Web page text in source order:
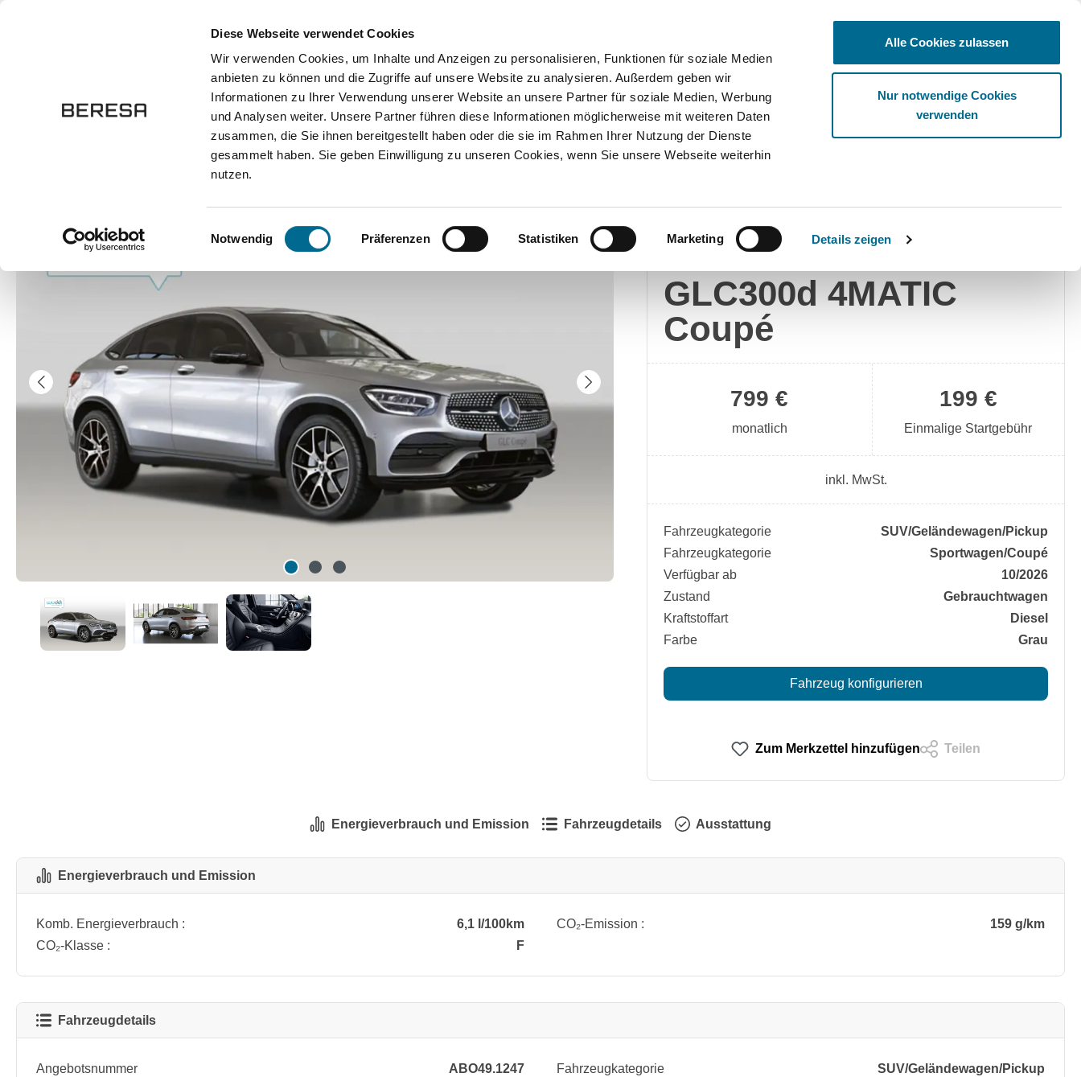
Diese Webseite verwendet Cookies
Wir verwenden Cookies, um Inhalte und Anzeigen zu personalisieren, Funktionen für soziale Medien
anbieten zu können und die Zugriffe auf unsere Website zu analysieren. Außerdem geben wir
Informationen zu Ihrer Verwendung unserer Website an unsere Partner für soziale Medien, Werbung
und Analysen weiter. Unsere Partner führen diese Informationen möglicherweise mit weiteren Daten
zusammen, die Sie ihnen bereitgestellt haben oder die sie im Rahmen Ihrer Nutzung der Dienste
gesammelt haben. Sie geben Einwilligung zu unseren Cookies, wenn Sie unsere Webseite weiterhin
nutzen.
Einwilligungsauswahl
Notwendig Präferenzen Statistiken Marketing Details zeigen
Alle Cookies zulassen
Nur notwendige Cookies
verwenden
Onlineshop
Sportwagen / Coupé
Mercedes-Benz
Mercedes-Benz
GLC300d 4MATIC
Coupé
199 €
Einmalige Startgebühr
799 €
monatlich
inkl. MwSt.
Fahrzeugkategorie
SUV/​Geländewagen/​Pickup
Fahrzeugkategorie
Sportwagen/​Coupé
Verfügbar ab
10/2026
Zustand
Gebrauchtwagen
Kraftstoffart
Diesel
Farbe
Grau
Fahrzeug konfigurieren
Zum Merkzettel hinzufügen Teilen
Energieverbrauch und Emission Fahrzeugdetails Ausstattung
Energieverbrauch und Emission
Komb. Energieverbrauch : 6,1 l/100km CO₂-Emission :
159 g/km
CO₂-Klasse :
F
Fahrzeugdetails
Angebotsnummer
ABO49.1247
Fahrzeugkategorie
SUV/​Geländewagen/​Pickup